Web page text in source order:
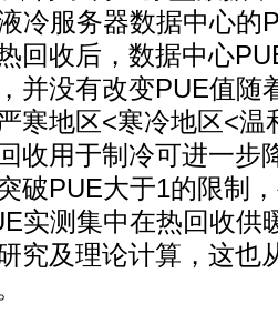
冷服务器数据中心的
回收后，数据中心
并没有改变PUE值随
寒地区<寒冷地区<温
收用于制冷可进一步
破PUE大于1的限制
实测集中在热回收供
究及理论计算，这也